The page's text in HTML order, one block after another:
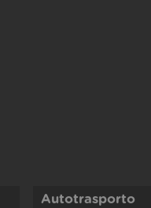
Autotrasporto